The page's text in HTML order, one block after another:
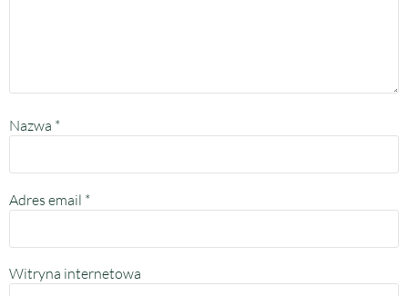
Nazwa *
Adres email *
Witryna internetowa